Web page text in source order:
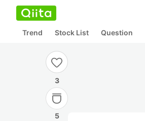
Trend Stock List Question
3
5